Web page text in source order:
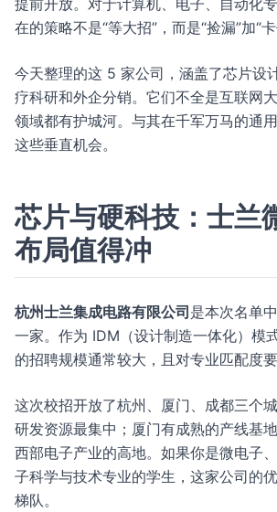
提前开放。对于计算机、电子、自动化
在的策略不是“等大招”，而是“捡漏”加“卡
今天整理的这 5 家公司，涵盖了芯片设
疗科研和外企分销。它们不全是互联网
领域都有护城河。与其在千军万马的通
这些垂直机会。
芯片与硬科技：士兰
布局值得冲
杭州士兰集成电路有限公司 是本次名单
一家。作为 IDM（设计制造一体化）模
的招聘规模通常较大，且对专业匹配度要
这次校招开放了杭州、厦门、成都三个
研发资源最集中；厦门有成熟的产线基
西部电子产业的高地。如果你是微电子
子科学与技术专业的学生，这家公司的
梯队。